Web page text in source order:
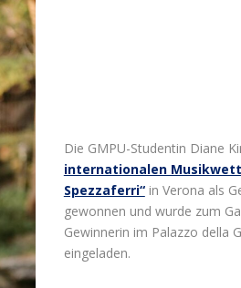
Die GMPU-Studentin Diane
internationalen
Spezzaferri“in Verona als
gewonnen und wurde zum
Gewinnerin im Palazzo della
eingeladen.